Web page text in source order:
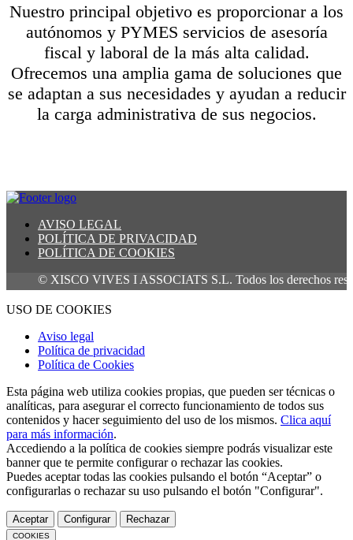
Nuestro principal objetivo es proporcionar a los
autónomos y PYMES servicios de asesoría
fiscal y laboral de la más alta calidad.
Ofrecemos una amplia gama de soluciones que
se adaptan a sus necesidades y ayudan a reducir
la carga administrativa de sus negocios.
AVISO LEGAL
POLÍTICA DE PRIVACIDAD
POLÍTICA DE COOKIES
© XISCO VIVES I ASSOCIATS S.L. Todos los derechos
USO DE COOKIES
Aviso legal
Política de privacidad
Política de Cookies
Esta página web utiliza cookies propias, que pueden ser técnicas o
analíticas, para asegurar el correcto funcionamiento de todos sus
contenidos y hacer seguimiento del uso de los mismos. Clica aquí
para más información.
Accediendo a la política de cookies siempre podrás visualizar este
banner que te permite configurar o rechazar las cookies.
Puedes aceptar todas las cookies pulsando el botón “Aceptar” o
configurarlas o rechazar su uso pulsando el botón "Configurar".
Aceptar Configurar Rechazar
COOKIES